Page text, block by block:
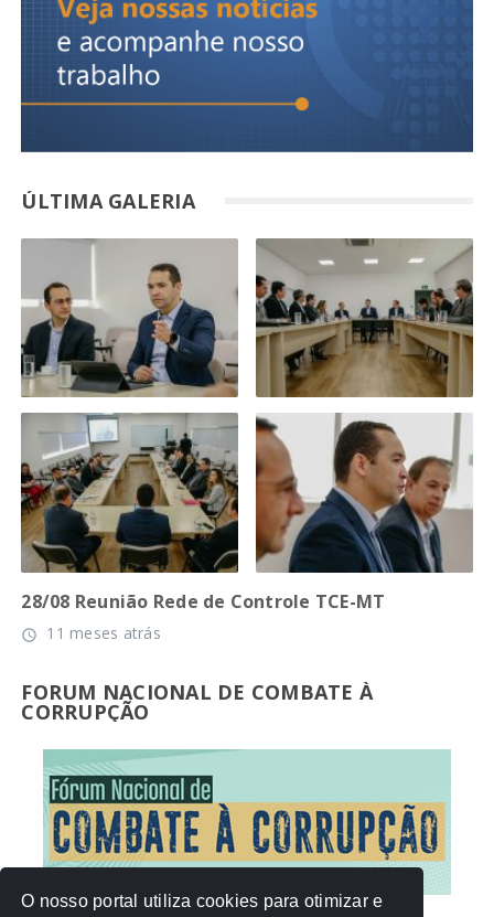
ÚLTIMA GALERIA
28/08 Reunião Rede de Controle TCE-MT
access_time 11 meses atrás
FORUM NACIONAL DE COMBATE À
CORRUPÇÃO
O nosso portal utiliza cookies para otimizar e